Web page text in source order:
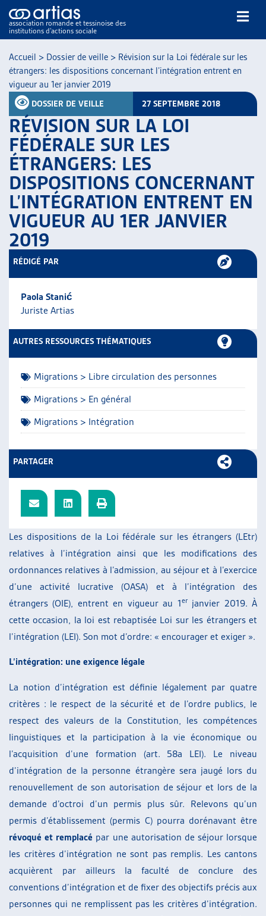
association romande et tessinoise des
institutions d’actions sociale
NOS PUBLICATIONS
ARTICLES
DOSSIERS DU MOIS
VEILLE
RESSOURCES
THÉMATIQUES
GUIDE SOCIAL ROMAND
AUTRES
ARTIAS
L’ASSOCIATION
PROJETS ET ACTIVITÉS
Accueil > Dossier de veille > Révision sur la Loi fédérale sur les
étrangers: les dispositions concernant l’intégration entrent en
vigueur au 1er janvier 2019
DOSSIER DE VEILLE 27 SEPTEMBRE 2018
RÉVISION SUR LA LOI
FÉDÉRALE SUR LES
ÉTRANGERS: LES
DISPOSITIONS CONCERNANT
L’INTÉGRATION ENTRENT EN
VIGUEUR AU 1ER JANVIER
2019
Les dispositions de la Loi fédérale sur les étrangers (LEtr)
relatives à l’intégration ainsi que les modifications des
ordonnances relatives à l’admission, au séjour et à l’exercice
d’une activité lucrative (OASA) et à l’intégration des
étrangers (OIE), entrent en vigueur au 1erjanvier 2019. À
cette occasion, la loi est rebaptisée Loi sur les étrangers et
l’intégration (LEI). Son mot d’ordre: « encourager et exiger ».
L’intégration: une exigence légale
La notion d’intégration est définie légalement par quatre
critères : le respect de la sécurité et de l’ordre publics, le
respect des valeurs de la Constitution, les compétences
linguistiques et la participation à la vie économique ou
l’acquisition d’une formation (art. 58a LEI). Le niveau
d’intégration de la personne étrangère sera jaugé lors du
renouvellement de son autorisation de séjour et lors de la
demande d’octroi d’un permis plus sûr. Relevons qu’un
permis d’établissement (permis C) pourra dorénavant être
révoqué et remplacé par une autorisation de séjour lorsque
les critères d’intégration ne sont pas remplis. Les cantons
acquièrent par ailleurs la faculté de conclure des
conventions d’intégration et de fixer des objectifs précis aux
personnes qui ne remplissent pas les critères d’intégration.
RÉDIGÉ PAR
Paola Stanić
Juriste Artias
AUTRES RESSOURCES THÉMATIQUES
Migrations > Libre circulation des personnes
Migrations > En général
Migrations > Intégration
PARTAGER